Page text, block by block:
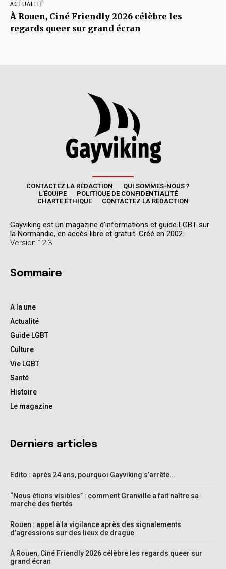
ACTUALITÉ
À Rouen, Ciné Friendly 2026 célèbre les
regards queer sur grand écran
CONTACTEZ LA RÉDACTION
QUI SOMMES-NOUS ?
L’ÉQUIPE
POLITIQUE DE CONFIDENTIALITÉ
CHARTE ÉTHIQUE
CONTACTEZ LA RÉDACTION
Gayviking est un magazine d'informations et guide LGBT sur
la Normandie, en accès libre et gratuit. Créé en 2002.
Version 12.3
Sommaire
A la une
Actualité
Guide LGBT
Culture
Vie LGBT
Santé
Histoire
Le magazine
Derniers articles
Edito : après 24 ans, pourquoi Gayviking s’arrête…
“Nous étions visibles” : comment Granville a fait naître sa
marche des fiertés
Rouen : appel à la vigilance après des signalements
d’agressions sur des lieux de drague
À Rouen, Ciné Friendly 2026 célèbre les regards queer sur
grand écran